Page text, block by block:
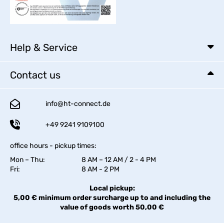
Help & Service
Contact us
info@ht-connect.de
+49 9241 9109100
office hours - pickup times:
Mon – Thu:
8 AM – 12 AM / 2 - 4 PM
Fri:
8 AM - 2 PM
Local pickup:
5,00 € minimum order surcharge up to and including the
value of goods worth 50,00 €